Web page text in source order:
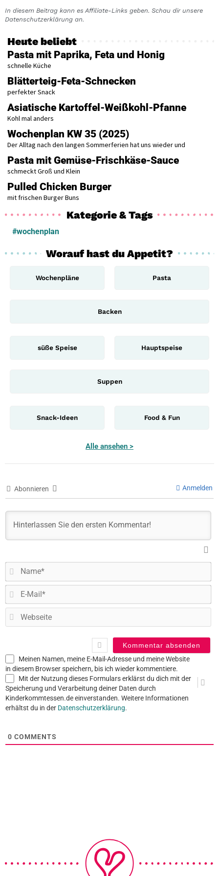
In diesem Beitrag kann es Affiliate-Links geben. Schau dir unsere
Datenschutzerklärung an.
Heute beliebt
Pasta mit Paprika, Feta und Honig
schnelle Küche
Blätterteig-Feta-Schnecken
perfekter Snack
Asiatische Kartoffel-Weißkohl-Pfanne
Kohl mal anders
Wochenplan KW 35 (2025)
Der Alltag nach den langen Sommerferien hat uns wieder und
Pasta mit Gemüse-Frischkäse-Sauce
schmeckt Groß und Klein
Pulled Chicken Burger
mit frischen Burger Buns
Kategorie & Tags
#wochenplan
Worauf hast du Appetit?
Wochenpläne Pasta
Backen
süße Speise Hauptspeise
Suppen
Snack-Ideen Food & Fun
Alle ansehen >
Abonnieren Anmelden
E-
Meinen Namen, meine E-Mail-Adresse und meine Website
in diesem Browser speichern, bis ich wieder kommentiere.
Mit der Nutzung dieses Formulars erklärst du dich mit der
Speicherung und Verarbeitung deiner Daten durch
Kinderkommtessen.de einverstanden. Weitere Informationen
erhältst du in der Datenschutzerklärung.
0 COMMENTS